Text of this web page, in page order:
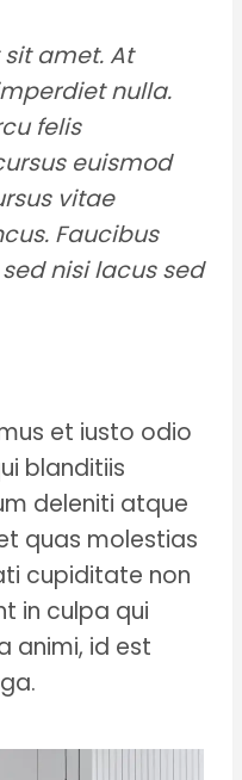
amet. At
nulla.
felis
euismod
vitae
Faucibus
nisi lacus sed
et iusto odio
blanditiis
deleniti atque
quas molestias
cupiditate non
in culpa qui
animi, id est